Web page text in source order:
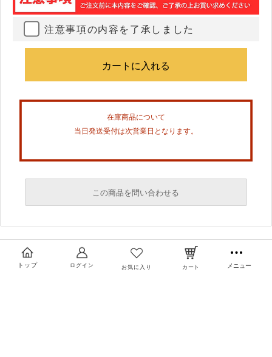
注意事項の内容を了承しました
在庫商品について
当日発送受付は次営業日となります。
この商品を問い合わせる
トップ ログイン お気に入り カート メニュー